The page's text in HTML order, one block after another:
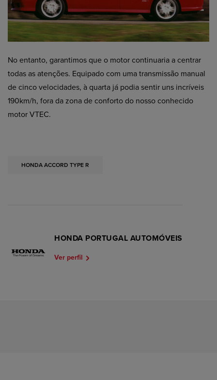
No entanto, garantimos que o motor continuaria a centrar
todas as atenções. Equipado com uma transmissão manual
de cinco velocidades, à quarta já podia sentir uns incríveis
190km/h, fora da zona de conforto do nosso conhecido
motor VTEC.
HONDA ACCORD TYPE R
HONDA PORTUGAL AUTOMÓVEIS
Ver perfil